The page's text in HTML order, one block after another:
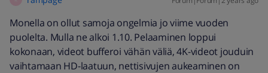
Monella on ollut samoja ongelmia jo viime vuoden
puolelta. Mulla ne alkoi 1.10. Pelaaminen loppui
kokonaan, videot bufferoi vähän väliä, 4K-videot jouduin
vaihtamaan HD-laatuun, nettisivujen aukeaminen on